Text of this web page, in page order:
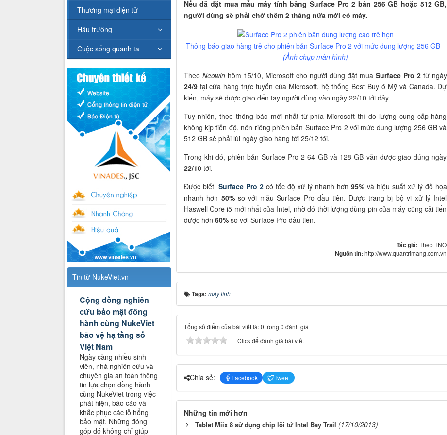
Nếu đã đặt mua mẫu máy tính bảng Surface Pro 2 bản 256 GB hoặc 512 GB,
người dùng sẽ phải chờ thêm 2 tháng nữa mới có máy.
Thông báo giao hàng trễ cho phiên bản Surface Pro 2 với mức dung lượng 256 GB -
(Ảnh chụp màn hình)
Theo Neowinhôm 15/10, Microsoft cho người dùng đặt mua Surface Pro 2từ ngày
24/9tại cửa hàng trực tuyến của Microsoft, hệ thống Best Buy ở Mỹ và Canada. Dự
kiến, máy sẽ được giao đến tay người dùng vào ngày 22/10 tới đây.
Tuy nhiên, theo thông báo mới nhất từ phía Microsoft thì do lượng cung cấp hàng
không kịp tiến độ, nên riêng phiên bản Surface Pro 2 với mức dung lượng 256 GB và
512 GB sẽ phải lùi ngày giao hàng tới 25/12 tới.
Trong khi đó, phiên bản Surface Pro 2 64 GB và 128 GB vẫn được giao đúng ngày
22/10tới.
Được biết, Surface Pro 2có tốc độ xử lý nhanh hơn 95%và hiệu suất xử lý đồ họa
nhanh hơn 50%so với mẫu Surface Pro đầu tiên. Được trang bị bộ vi xử lý Intel
Haswell Core i5 mới nhất của Intel, nhờ đó thời lượng dùng pin của máy cũng cải tiến
được hơn 60%so với Surface Pro đầu tiên.
Tác giả:Theo TNO
Nguồn tin:http://www.quantrimang.com.vn
Tags: máy tính
Tổng số điểm của bài viết là: 0 trong 0 đánh giá
Click để đánh giá bài viết
Chia sẻ: Facebook Tweet
Những tin mới hơn
Tablet Miix 8 sử dụng chip lõi tứ Intel Bay Trail (17/10/2013)
Thương mại điện tử
Hậu trường
Cuộc sống quanh ta
Tin từ NukeViet.vn
Cộng đồng nghiên
cứu bảo mật đồng
hành cùng NukeViet
bảo vệ hạ tầng số
Việt Nam
Ngày càng nhiều sinh
viên, nhà nghiên cứu và
chuyên gia an toàn thông
tin lựa chọn đồng hành
cùng NukeViet trong việc
phát hiện, báo cáo và
khắc phục các lỗ hổng
bảo mật. Những đóng
góp đó không chỉ giúp